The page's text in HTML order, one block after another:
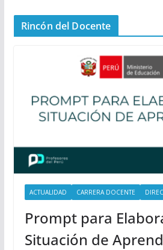
n
a
Rincón del Docente
ACTUALIDAD CARRERA DOCENTE
Prompt para
Situación de